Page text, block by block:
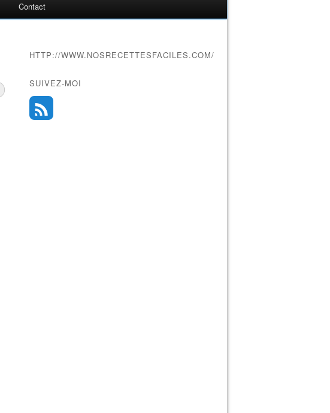
Contact
HTTP://WWW.NOSRECETTESFACILES.COM/
SUIVEZ-MOI